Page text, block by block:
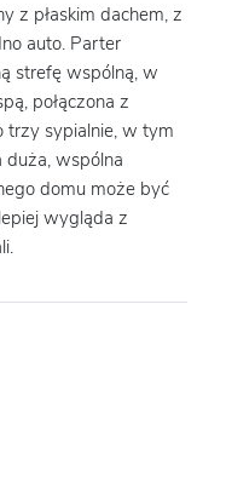
z płaskim dachem, z
auto. Parter
strefę wspólną, w
połączona z
trzy sypialnie, w tym
duża, wspólna
domu może być
wygląda z